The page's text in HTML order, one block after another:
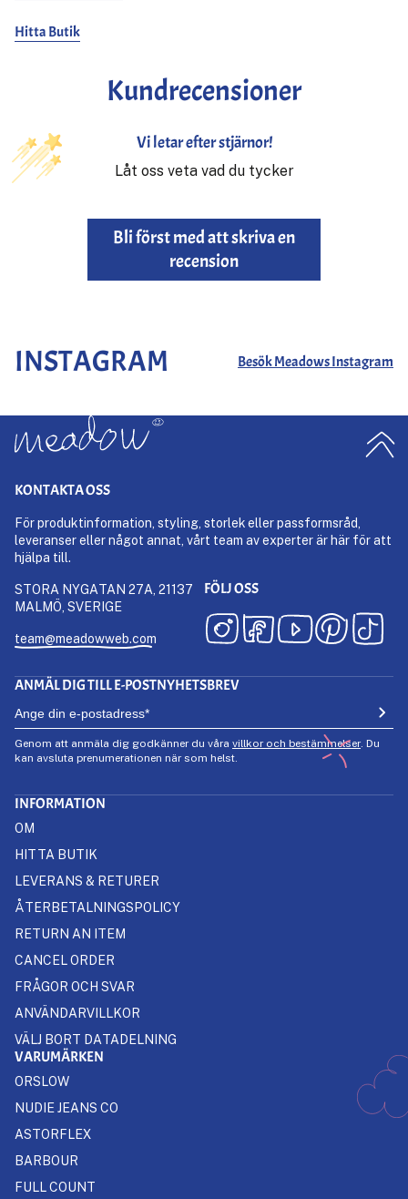
Hitta Butik
Kundrecensioner
Vi letar efter stjärnor!
Låt oss veta vad du tycker
Bli först med att skriva en
recension
INSTAGRAM Besök Meadows Instagram
KONTAKTA OSS
För produktinformation, styling, storlek eller passformsråd,
leveranser eller något annat, vårt team av experter är här för att
hjälpa till.
STORA NYGATAN 27A, 21137
MALMÖ, SVERIGE
team@meadowweb.com
FÖLJ OSS
ANMÄL DIG TILL E-POSTNYHETSBREV
Genom att anmäla dig godkänner du våra villkor och bestämmelser. Du
kan avsluta prenumerationen när som helst.
INFORMATION
OM
HITTA BUTIK
LEVERANS & RETURER
ÅTERBETALNINGSPOLICY
RETURN AN ITEM
CANCEL ORDER
FRÅGOR OCH SVAR
ANVÄNDARVILLKOR
VÄLJ BORT DATADELNING
VARUMÄRKEN
ORSLOW
NUDIE JEANS CO
ASTORFLEX
BARBOUR
FULL COUNT